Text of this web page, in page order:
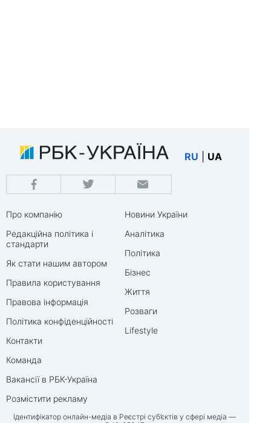
RU UA
Про компанію
Редакційна політика і
стандарти
Як стати нашим автором
Правила користування
Правова інформація
Політика конфіденційності
Контакти
Команда
Вакансії в РБК-Україна
Розмістити рекламу
Новини України
Аналітика
Політика
Бізнес
Життя
Розваги
Lifestyle
Ідентифікатор онлайн-медіа в Реєстрі суб’єктів у сфері медіа —